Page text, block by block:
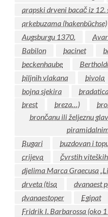
arapski drveni bacač iz 12.
arkebuzama (hakenbüchse)
Augsburgu 1370.
Babilon
bacinet
beckenhaube
biljnih vlakana
bivola
bojna sjekira
brest
breza…)
brončanu ili željeznu
Bugari
buzdovan i
crijeva
čvrstih
djelima Marca Graecusa
drveta (tisa
dvanaest
dvanaestoper
Egipat
Fridrik I. Barbarossa (oko